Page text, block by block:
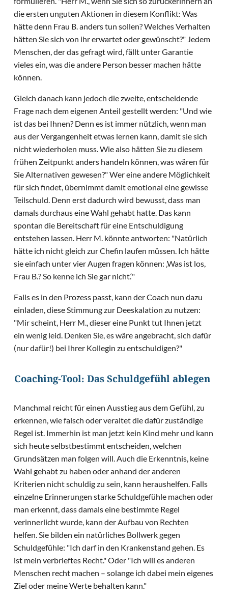
die ersten unguten Aktionen in diesem Konflikt: Was
hätte denn Frau B. anders tun sollen? Welches Verhalten
hätten Sie sich von ihr erwartet oder gewünscht?" Jedem
Menschen, der das gefragt wird, fällt unter Garantie
vieles ein, was die andere Person besser machen hätte
können.
Gleich danach kann jedoch die zweite, entscheidende
Frage nach dem eigenen Anteil gestellt werden: "Und wie
ist das bei Ihnen? Denn es ist immer nützlich, wenn man
aus der Vergangenheit etwas lernen kann, damit sie sich
nicht wiederholen muss. Wie also hätten Sie zu diesem
frühen Zeitpunkt anders handeln können, was wären für
Sie Alternativen gewesen?" Wer eine andere Möglichkeit
für sich findet, übernimmt damit emotional eine gewisse
Teilschuld. Denn erst dadurch wird bewusst, dass man
damals durchaus eine Wahl gehabt hatte. Das kann
spontan die Bereitschaft für eine Entschuldigung
entstehen lassen. Herr M. könnte antworten: "Natürlich
hätte ich nicht gleich zur Chefin laufen müssen. Ich hätte
sie einfach unter vier Augen fragen können: ‚Was ist los,
Frau B.? So kenne ich Sie gar nicht.‘"
Falls es in den Prozess passt, kann der Coach nun dazu
einladen, diese Stimmung zur Deeskalation zu nutzen:
"Mir scheint, Herr M., dieser eine Punkt tut Ihnen jetzt
ein wenig leid. Denken Sie, es wäre angebracht, sich dafür
(nur dafür!) bei Ihrer Kollegin zu entschuldigen?"
Coaching-Tool: Das Schuldgefühl ablegen
Manchmal reicht für einen Ausstieg aus dem Gefühl, zu
erkennen, wie falsch oder veraltet die dafür zuständige
Regel ist. Immerhin ist man jetzt kein Kind mehr und kann
sich heute selbstbestimmt entscheiden, welchen
Grundsätzen man folgen will. Auch die Erkenntnis, keine
Wahl gehabt zu haben oder anhand der anderen
Kriterien nicht schuldig zu sein, kann heraushelfen. Falls
einzelne Erinnerungen starke Schuldgefühle machen oder
man erkennt, dass damals eine bestimmte Regel
verinnerlicht wurde, kann der Aufbau von Rechten
helfen. Sie bilden ein natürliches Bollwerk gegen
Schuldgefühle: "Ich darf in den Krankenstand gehen. Es
ist mein verbrieftes Recht." Oder "Ich will es anderen
Menschen recht machen – solange ich dabei mein eigenes
Ziel oder meine Werte behalten kann."